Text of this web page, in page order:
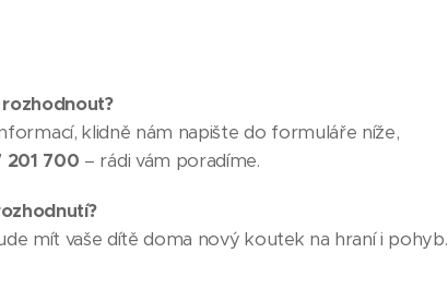
klidně nám napište do formuláře níže,
201 700 – rádi vám poradíme.
mít vaše dítě doma nový koutek na hraní i pohyb.